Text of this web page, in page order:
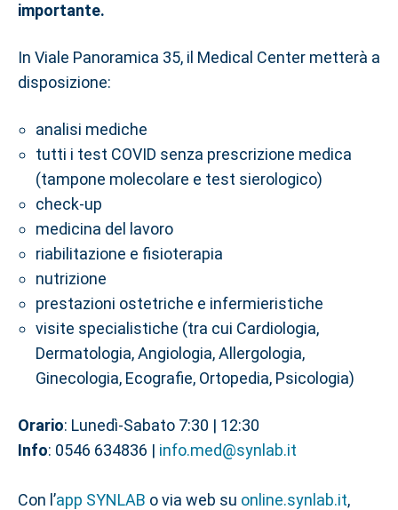
importante.
In Viale Panoramica 35, il Medical Center metterà a
disposizione:
analisi mediche
tutti i test COVID senza prescrizione medica
(tampone molecolare e test sierologico)
check-up
medicina del lavoro
riabilitazione e fisioterapia
nutrizione
prestazioni ostetriche e infermieristiche
visite specialistiche (tra cui Cardiologia,
Dermatologia, Angiologia, Allergologia,
Ginecologia, Ecografie, Ortopedia, Psicologia)
Orario: Lunedì-Sabato 7:30 | 12:30
Info: 0546 634836 | info.med@synlab.it
Con l’app SYNLAB o via web su online.synlab.it,